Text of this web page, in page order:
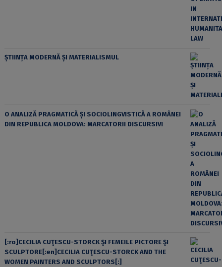
ȘTIINȚA MODERNĂ ȘI MATERIALISMUL
O ANALIZĂ PRAGMATICĂ ȘI SOCIOLINGVISTICĂ A ROMÂNEI
DIN REPUBLICA MOLDOVA: MARCATORII DISCURSIVI
[:ro]CECILIA CUŢESCU-STORCK ŞI FEMEILE PICTORE ŞI
SCULPTORE[:en]CECILIA CUŢESCU-STORCK AND THE
WOMEN PAINTERS AND SCULPTORS[:]